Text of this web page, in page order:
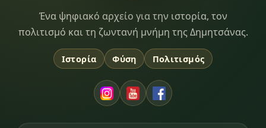
Dimitsana.gr
Ένα ψηφιακό αρχείο για την ιστορία, τον
πολιτισμό και τη ζωντανή μνήμη της Δημητσάνας.
Ιστορία Φύση Πολιτισμός